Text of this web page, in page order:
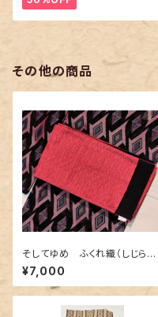
その他の商品
そしてゆめ ふくれ織（しじら織）
のリバーシブル半幅帯
¥7,000